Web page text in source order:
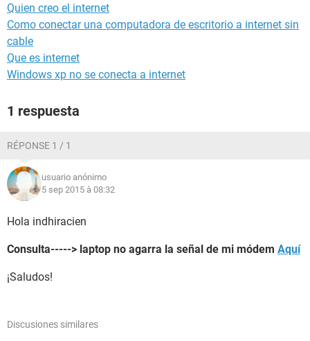
Quien creo el internet
Como conectar una computadora de escritorio a internet sin
cable
Que es internet
Windows xp no se conecta a internet
1 respuesta
RÉPONSE 1 / 1
usuario anónimo
5 sep 2015 à 08:32
Hola indhiracien
Consulta-----> laptop no agarra la señal de mi módem Aquí
¡Saludos!
Discusiones similares